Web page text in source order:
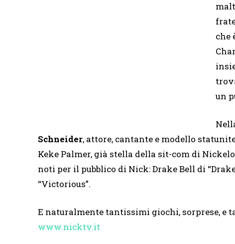
che
un
Schneider, attore, cantante e modello
Keke Palmer, già stella della sit-com di
noti per il pubblico di Nick: Drake Bell di
“Victorious”.
E naturalmente tantissimi giochi, sorprese, e
www.nicktv.it